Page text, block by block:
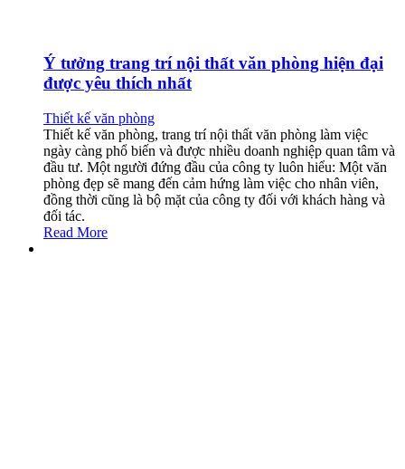
Ý tưởng trang trí nội thất văn phòng hiện đại
được yêu thích nhất
Thiết kế văn phòng
Thiết kế văn phòng, trang trí nội thất văn phòng làm việc
ngày càng phổ biến và được nhiều doanh nghiệp quan tâm và
đầu tư. Một người đứng đầu của công ty luôn hiểu: Một văn
phòng đẹp sẽ mang đến cảm hứng làm việc cho nhân viên,
đồng thời cũng là bộ mặt của công ty đối với khách hàng và
đối tác.
Read More